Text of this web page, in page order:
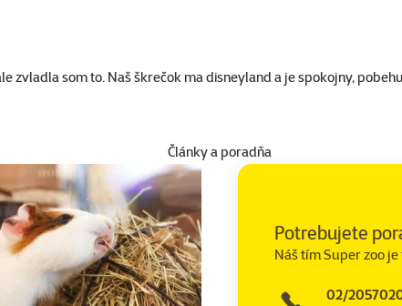
zvladla som to. Naš škrečok ma disneyland a je spokojny,
Články a poradňa
Potrebujete
Náš tím Super zoo
02/